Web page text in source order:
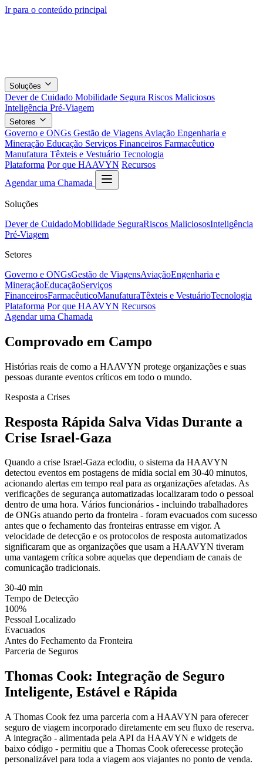
Ir para o conteúdo principal
Soluções
Dever de Cuidado Mobilidade Segura Riscos Maliciosos
Inteligência Pré-Viagem
Setores
Governo e ONGs Gestão de Viagens Aviação Engenharia e
Mineração Educação Serviços Financeiros Farmacêutico
Manufatura Têxteis e Vestuário Tecnologia
Plataforma Por que HAAVYN Recursos
Agendar uma Chamada
Soluções
Dever de CuidadoMobilidade SeguraRiscos MaliciososInteligência
Pré-Viagem
Setores
Governo e ONGsGestão de ViagensAviaçãoEngenharia e
MineraçãoEducaçãoServiços
FinanceirosFarmacêuticoManufaturaTêxteis e VestuárioTecnologia
Plataforma Por que HAAVYN Recursos
Agendar uma Chamada
Comprovado em Campo
Histórias reais de como a HAAVYN protege organizações e suas
pessoas durante eventos críticos em todo o mundo.
Resposta a Crises
Resposta Rápida Salva Vidas Durante a
Crise Israel-Gaza
Quando a crise Israel-Gaza eclodiu, o sistema da HAAVYN
detectou eventos em postagens de mídia social em 30-40 minutos,
acionando alertas em tempo real para as organizações afetadas. As
verificações de segurança automatizadas localizaram todo o pessoal
dentro de uma hora. Vários funcionários - incluindo trabalhadores
de ONGs atuando perto da fronteira - foram evacuados com sucesso
antes que o fechamento das fronteiras entrasse em vigor. A
velocidade de detecção e os protocolos de resposta automatizados
significaram que as organizações que usam a HAAVYN tiveram
uma vantagem crítica sobre aquelas que dependiam de canais de
comunicação tradicionais.
30-40 min
Tempo de Detecção
100%
Pessoal Localizado
Evacuados
Antes do Fechamento da Fronteira
Parceria de Seguros
Thomas Cook: Integração de Seguro
Inteligente, Estável e Rápida
A Thomas Cook fez uma parceria com a HAAVYN para oferecer
seguro de viagem incorporado diretamente em seu fluxo de reserva.
A integração - alimentada pela API da HAAVYN e widgets de
baixo código - permitiu que a Thomas Cook oferecesse proteção
personalizável para toda a viagem aos viajantes no ponto de venda.